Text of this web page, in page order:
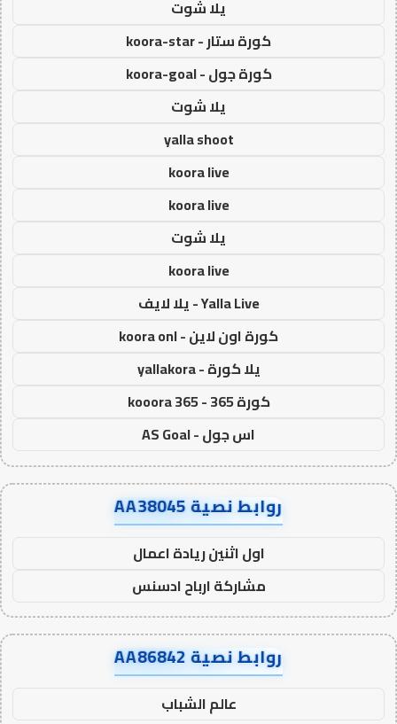
يلا شوت
كورة ستار - koora-star
كورة جول - koora-goal
يلا شوت
yalla shoot
koora live
koora live
يلا شوت
koora live
Yalla Live - يلا لايف
كورة اون لاين - koora onl
يلا كورة - yallakora
كورة 365 - kooora 365
اس جول - AS Goal
روابط نصية AA38045
اول اثنين ريادة اعمال
مشاركة ارباح ادسنس
روابط نصية AA86842
عالم الشباب